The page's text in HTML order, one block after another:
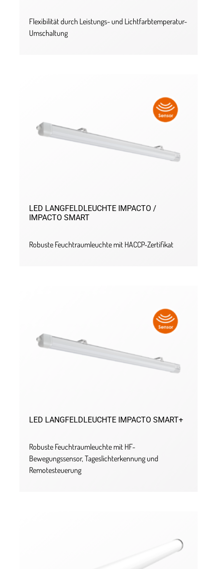
Flexibilität durch Leistungs- und Lichtfarbtemperatur-
Umschaltung
LED LANGFELDLEUCHTE IMPACTO /
IMPACTO SMART
Robuste Feuchtraumleuchte mit HACCP-Zertifikat
LED LANGFELDLEUCHTE IMPACTO SMART+
Robuste Feuchtraumleuchte mit HF-
Bewegungssensor, Tageslichterkennung und
Remotesteuerung